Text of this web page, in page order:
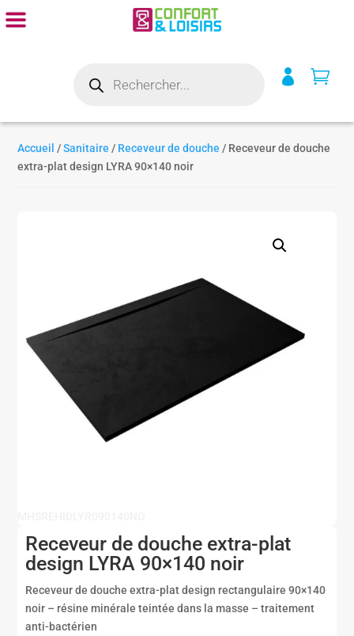
produits
 
Accueil /Sanitaire / Receveur de douche / Receveur de douche
extra-plat design LYRA 90×140 noir
Receveur de douche extra-plat
design LYRA 90×140 noir
Receveur de douche extra-plat design rectangulaire 90×140
noir – résine minérale teintée dans la masse – traitement
anti-bactérien